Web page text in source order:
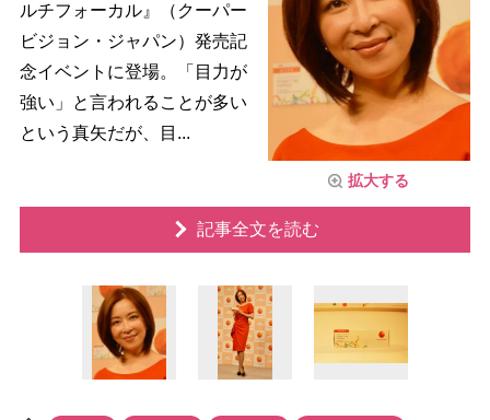
拡大する
ルチフォーカル』（クーパー
ビジョン・ジャパン）発売記
念イベントに登場。「目力が
強い」と言われることが多い
という真矢だが、目...
記事全文を読む